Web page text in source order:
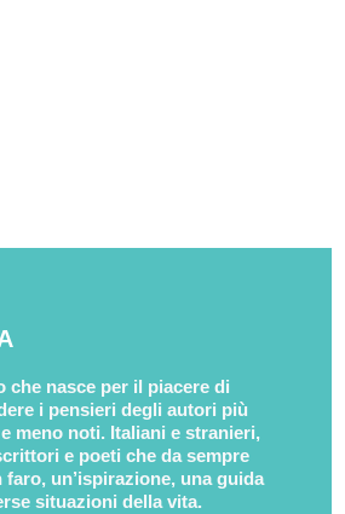
che nasce per il piacere di
i pensieri degli autori più
meno noti. Italiani e stranieri,
e poeti che da sempre
un’ispirazione, una guida
situazioni della vita.